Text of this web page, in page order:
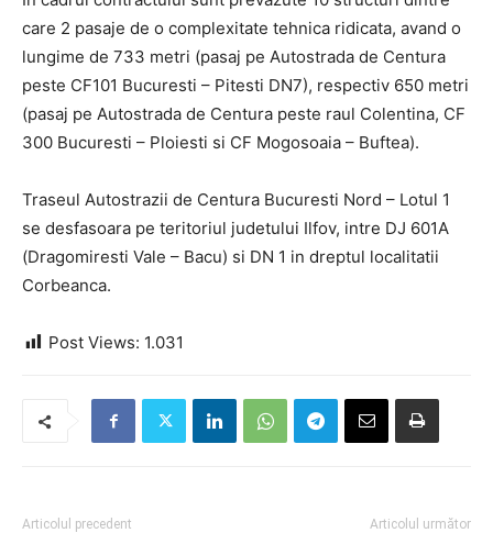
care 2 pasaje de o complexitate tehnica ridicata, avand o
lungime de 733 metri (pasaj pe Autostrada de Centura
peste CF101 Bucuresti – Pitesti DN7), respectiv 650 metri
(pasaj pe Autostrada de Centura peste raul Colentina, CF
300 Bucuresti – Ploiesti si CF Mogosoaia – Buftea).
Traseul Autostrazii de Centura Bucuresti Nord – Lotul 1
se desfasoara pe teritoriul judetului Ilfov, intre DJ 601A
(Dragomiresti Vale – Bacu) si DN 1 in dreptul localitatii
Corbeanca.
Post Views: 1.031
Articolul precedent Articolul următor